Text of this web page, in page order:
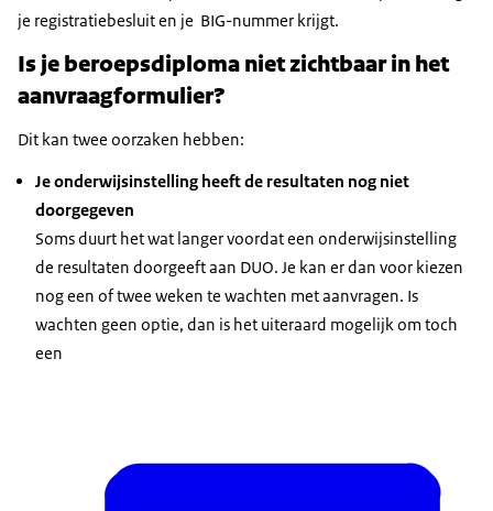
je registratiebesluit en je BIG-nummer krijgt.
Is je beroepsdiploma niet zichtbaar in het
aanvraagformulier?
Dit kan twee oorzaken hebben:
Je onderwijsinstelling heeft de resultaten nog niet
doorgegeven
Soms duurt het wat langer voordat een onderwijsinstelling
de resultaten doorgeeft aan DUO. Je kan er dan voor kiezen
nog een of twee weken te wachten met aanvragen. Is
wachten geen optie, dan is het uiteraard mogelijk om toch
een